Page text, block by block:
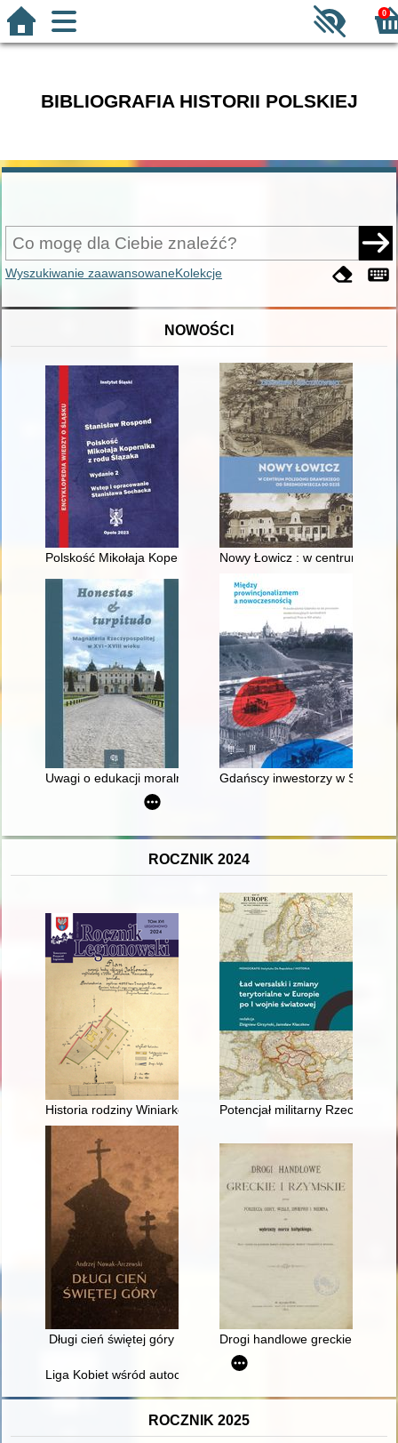
0
BIBLIOGRAFIA HISTORII POLSKIEJ
Wyszukiwanie zaawansowaneKolekcje
NOWOŚCI
Polskość Mikołaja Kopernika z rodu ŚlązakaNowy Łowicz : w centrum
Uwagi o edukacji moralnej synów szlacheckich w XVI-
Gdańscy inwestorzy w
ROCZNIK 2024
Historia rodziny Winiarków Potencjał militarny
Długi cień świętej góry Drogi handlowe greckie i
Liga Kobiet wśród autochtonek na Górnym Śląsku w
ROCZNIK 2025